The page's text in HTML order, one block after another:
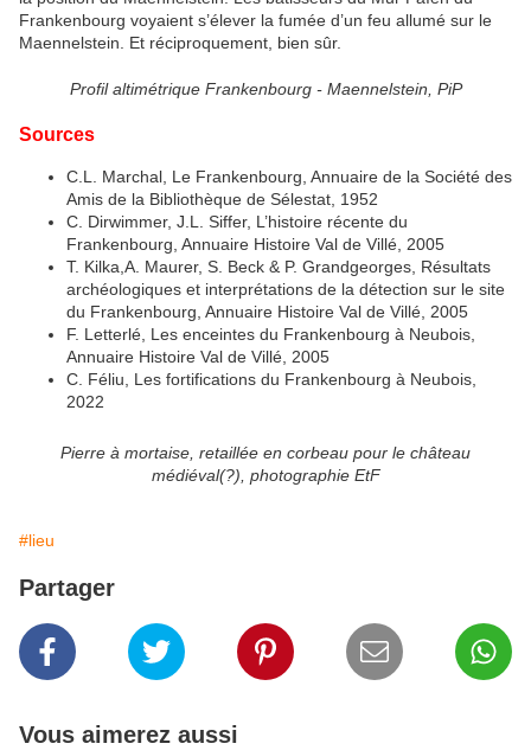
Frankenbourg voyaient s’élever la fumée d’un feu allumé sur le
Maennelstein. Et réciproquement, bien sûr.
Profil altimétrique Frankenbourg - Maennelstein, PiP
Sources
C.L. Marchal, Le Frankenbourg, Annuaire de la Société des
Amis de la Bibliothèque de Sélestat, 1952
C. Dirwimmer, J.L. Siffer, L’histoire récente du
Frankenbourg, Annuaire Histoire Val de Villé, 2005
T. Kilka,A. Maurer, S. Beck & P. Grandgeorges, Résultats
archéologiques et interprétations de la détection sur le site
du Frankenbourg, Annuaire Histoire Val de Villé, 2005
F. Letterlé, Les enceintes du Frankenbourg à Neubois,
Annuaire Histoire Val de Villé, 2005
C. Féliu, Les fortifications du Frankenbourg à Neubois,
2022
Pierre à mortaise, retaillée en corbeau pour le château
médiéval(?), photographie EtF
#lieu
Partager
Vous aimerez aussi